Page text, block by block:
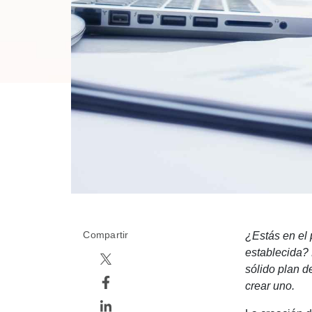
Compartir
¿Estás en el
establecida?
sólido plan
crear uno.